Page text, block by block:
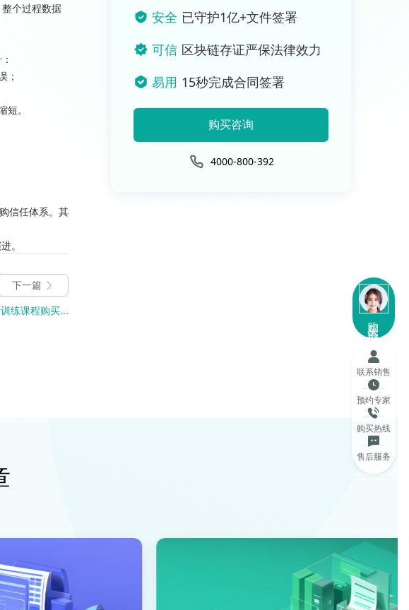
个过程数据
；
。
信任体系。其
。
下一篇
练课程购买...
安全 已守护1亿+文件签署
可信 区块链存证严保法律效力
易用 15秒完成合同签署
购买咨询
4000-800-392
购买咨询
联系销售
预约专家
购买热线
售后服务